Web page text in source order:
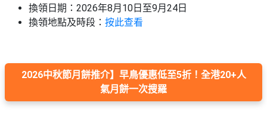
換領日期：2026年8月10日至9月24日
換領地點及時段： 按此查看
2026中秋節月餅推介】早鳥優惠低至5折！全港20+人
氣月餅一次搜羅